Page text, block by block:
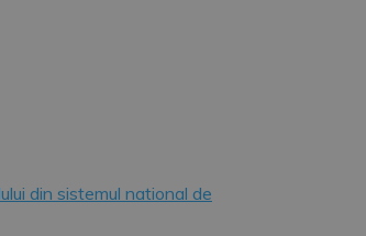
din sistemul national de